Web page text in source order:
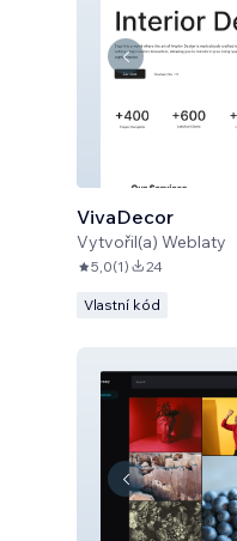
VivaDecor
Vytvořil(a) Weblaty
5,0(1) 24
Vlastní kód